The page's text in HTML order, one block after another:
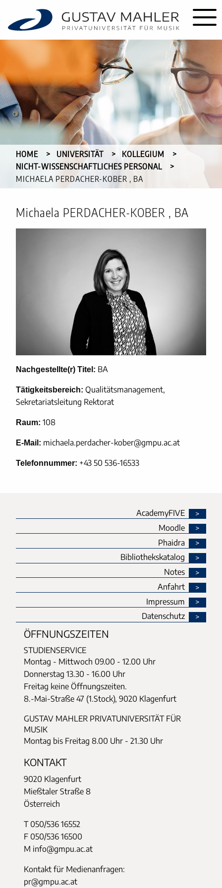
HOME UNIVERSITÄT
KOLLEGIUM
NICHT-WISSENSCHAFTLICHES PERSONAL
CURRENT:
MICHAELA PERDACHER-KOBER , BA
Michaela PERDACHER-KOBER , BA
Nachgestellte(r) Titel: BA
Tätigkeitsbereich: Qualitätsmanagement,
Sekretariatsleitung Rektorat
Raum: 108
E-Mail: michaela.perdacher-kober@gmpu.ac.at
Telefonnummer: +43 50 536-16533
AcademyFIVE
Moodle
Phaidra
Bibliothekskatalog
Notes
Anfahrt
Impressum
Datenschutz
ÖFFNUNGSZEITEN
STUDIENSERVICE
Montag - Mittwoch 09.00 - 12.00 Uhr
Donnerstag 13.30 - 16.00 Uhr
Freitag keine Öffnungszeiten.
8.-Mai-Straße 47 (1.Stock), 9020 Klagenfurt
GUSTAV MAHLER PRIVATUNIVERSITÄT FÜR
MUSIK
Montag bis Freitag 8.00 Uhr - 21.30 Uhr
KONTAKT
9020 Klagenfurt
Mießtaler Straße 8
Österreich
T 050/536 16552
F 050/536 16500
M info@gmpu.ac.at
Kontakt für Medienanfragen:
pr@gmpu.ac.at